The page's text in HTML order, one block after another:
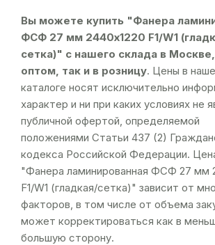
Вы можете купить "Фанера
ФСФ 27 мм 2440х1220 F1/W1
сетка)" с нашего склада в
оптом, так и в розницу. Цены в
каталоге носят исключительно
характер и ни при каких условиях не
публичной офертой, определяемой
положениями Статьи 437 (2)
кодекса Российской Федерации.
"Фанера ламинированная ФСФ 27 мм
F1/W1 (гладкая/сетка)" зависит от
факторов, в том числе от объема
может корректироваться как в
большую сторону.